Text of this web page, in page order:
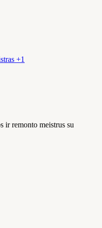
+1
ir remonto meistrus su